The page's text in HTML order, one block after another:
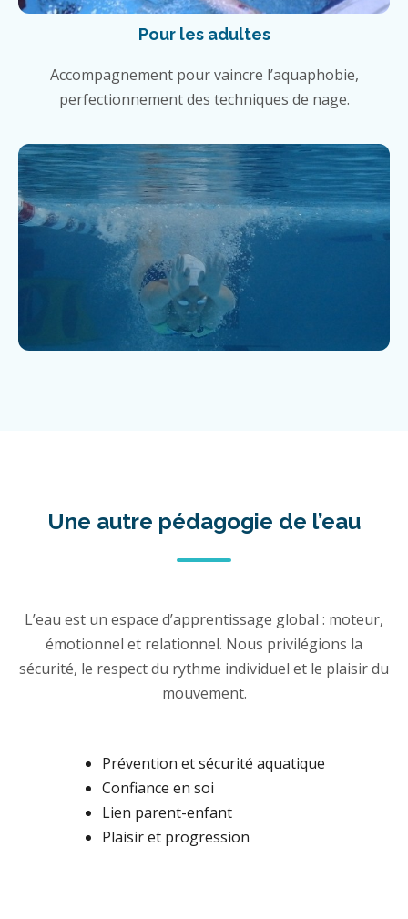
Pour les adultes
Accompagnement pour vaincre l’aquaphobie,
perfectionnement des techniques de nage.
Une autre pédagogie de l’eau
L’eau est un espace d’apprentissage global : moteur,
émotionnel et relationnel. Nous privilégions la
sécurité, le respect du rythme individuel et le plaisir du
mouvement.
Prévention et sécurité aquatique
Confiance en soi
Lien parent-enfant
Plaisir et progression